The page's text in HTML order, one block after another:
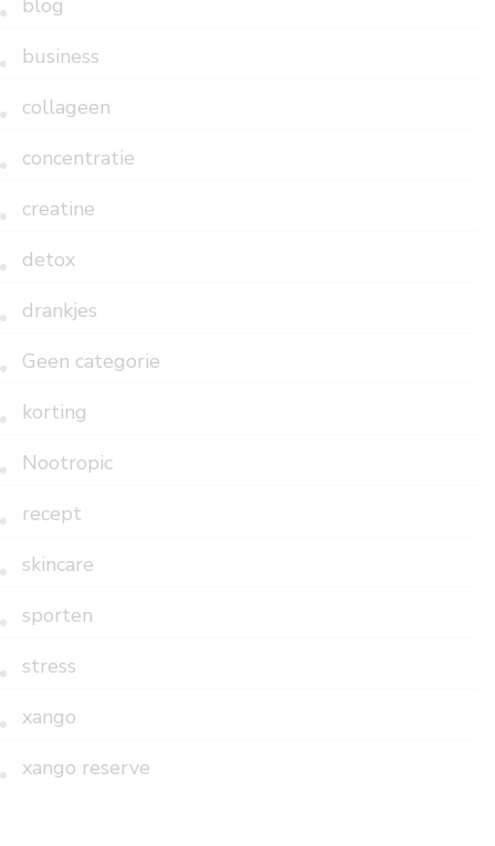
blog
business
collageen
concentratie
creatine
detox
drankjes
Geen categorie
korting
Nootropic
recept
skincare
sporten
stress
xango
xango reserve